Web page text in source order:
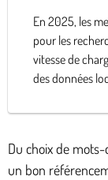
En 2025, les
pour les
vitesse de
des données
Du choix de
un bon